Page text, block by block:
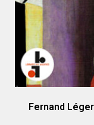
Fernand